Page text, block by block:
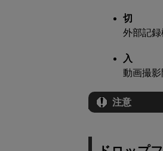
切
外部記録
入
動画撮影
注意